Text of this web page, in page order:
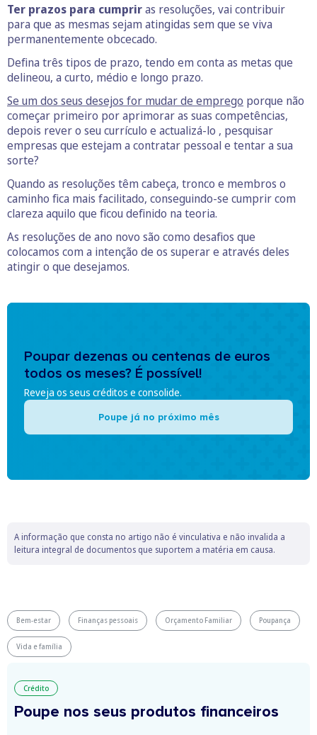
Ter prazos para cumpriras resoluções, vai contribuir
para que as mesmas sejam atingidas sem que se viva
permanentemente obcecado.
Defina três tipos de prazo, tendo em conta as metas que
delineou, a curto, médio e longo prazo.
Se um dos seus desejos for mudar de emprego porque não
começar primeiro por aprimorar as suas competências,
depois rever o seu currículo e actualizá-lo , pesquisar
empresas que estejam a contratar pessoal e tentar a sua
sorte?
Quando as resoluções têm cabeça, tronco e membros o
caminho fica mais facilitado, conseguindo-se cumprir com
clareza aquilo que ficou definido na teoria.
As resoluções de ano novo são como desafios que
colocamos com a intenção de os superar e através deles
atingir o que desejamos.
Poupar dezenas ou centenas de euros
todos os meses? É possível!
Reveja os seus créditos e consolide.
Poupe já no próximo mês
A informação que consta no artigo não é vinculativa e não invalida a
leitura integral de documentos que suportem a matéria em causa.
Bem-estar Finanças pessoais Orçamento Familiar Poupança
Vida e família
Crédito
Poupe nos seus produtos financeiros